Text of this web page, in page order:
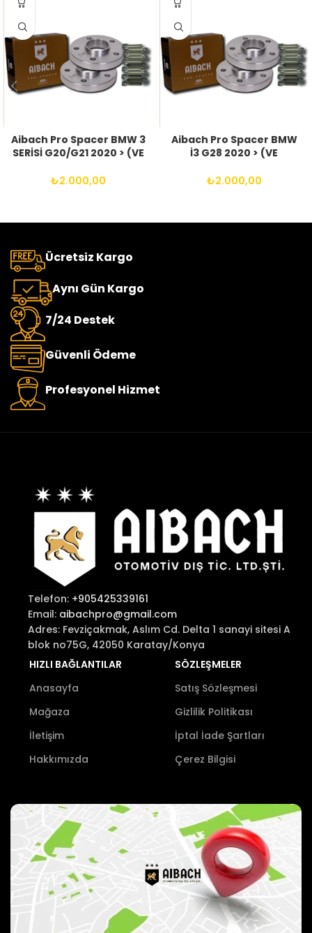
Aibach Pro Spacer BMW 3
SERİSİ G20/G21 2020 > (VE
14X1.25 BIJON
₺2.000,00
Aibach Pro Spacer BMW
İ3 G28 2020 > (VE
14X1.25 BIJON
₺2.000,00
Ücretsiz Kargo
Aynı Gün Kargo
7/24 Destek
Güvenli Ödeme
Profesyonel Hizmet
Telefon: +905425339161
Email: aibachpro@gmail.com
Adres: Fevziçakmak, Aslım Cd. Delta 1 sanayi sitesi A
blok no75G, 42050 Karatay/Konya
HIZLI BAĞLANTILAR
Anasayfa
Mağaza
İletişim
Hakkımızda
SÖZLEŞMELER
Satış Sözleşmesi
Gizlilik Politikası
İptal İade Şartları
Çerez Bilgisi